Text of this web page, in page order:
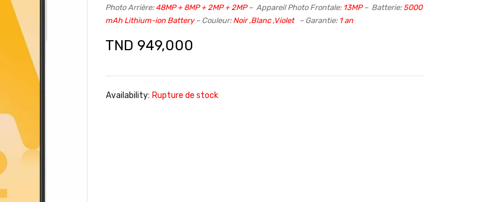
Photo Arrière: 48MP + 8MP + 2MP + 2MP – Appareil Photo Frontale: 13MP– Batterie: 5000
mAh Lithium-ion Battery– Couleur: Noir ,Blanc ,Violet – Garantie: 1 an
TND 949,000
Availability: Rupture de stock